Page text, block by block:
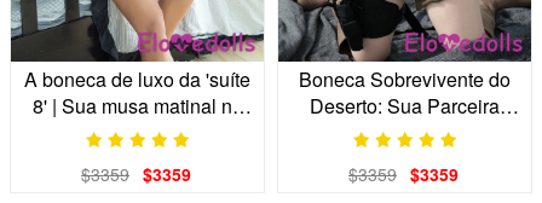
A boneca de luxo da 'suíte
8' | Sua musa matinal no
Park Hyatt
$3359 $3359
Boneca Sobrevivente do
Deserto: Sua Parceira
Realista para o Modo
$3359 $3359